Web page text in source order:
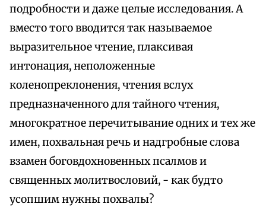
подробности и даже целые исследования. А
вместо того вводится так называемое
выразительное чтение, плаксивая
интонация, неположенные
коленопреклонения, чтения вслух
предназначенного для тайного чтения,
многократное перечитывание одних и тех же
имен, похвальная речь и надгробные слова
взамен боговдохновенных псалмов и
священных молитвословий, - как будто
усопшим нужны похвалы?